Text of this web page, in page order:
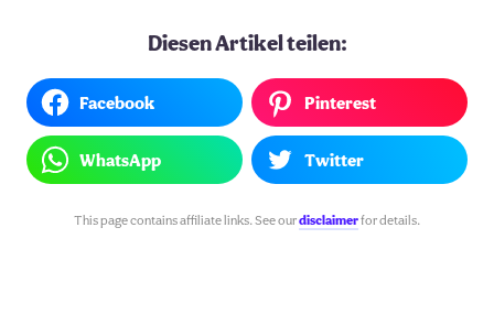
Diesen Artikel teilen:
Facebook Pinterest
WhatsApp Twitter
This page contains affiliate links. See ourdisclaimerfor details.